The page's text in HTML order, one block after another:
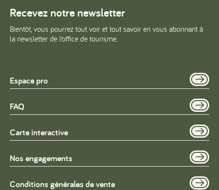
Recevez notre newsletter
Bientôt, vous pourrez tout voir et tout savoir en vous abonnant à
la newsletter de l’office de tourisme.
Espace pro
FAQ
Carte interactive
Nos engagements
Conditions générales de vente